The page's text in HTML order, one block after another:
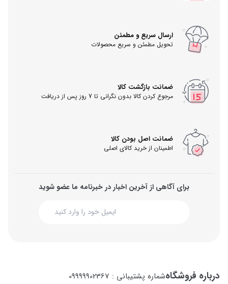
ارسال سریع و مطمئن
تحویل مطمئن و سریع محصولات
ضمانت بازگشت کالا
مرجوع کردن کالا بدون نگرانی تا 7 روز پس از دریافت
ضمانت اصل بودن کالا
اطمینان از خرید کالای اصلی
برای آگاهی از آخرین اخبار در خبرنامه ما عضو شوید
درباره فروشگاهشماره پشتیبانی : 09999902367